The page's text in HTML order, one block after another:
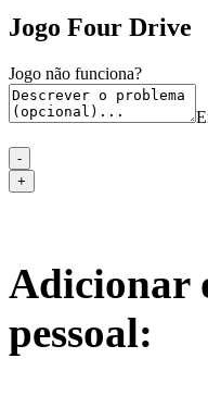
Jogo Four Drive
Jogo não funciona?
Adicionar
pessoal: